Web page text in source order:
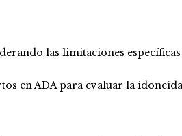
las limitaciones
en ADA para evaluar la